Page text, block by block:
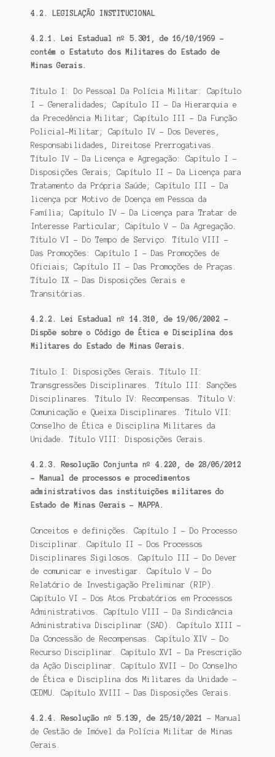
4.2. LEGISLAÇÃO INSTITUCIONAL
4.2.1. Lei Estadual nº 5.301, de 16/10/1969 –
contém o Estatuto dos Militares do Estado de
Minas Gerais.
Título I: Do Pessoal Da Polícia Militar: Capítulo
I – Generalidades; Capítulo II – Da Hierarquia e
da Precedência Militar; Capítulo III – Da Função
Policial-Militar; Capítulo IV – Dos Deveres,
Responsabilidades, Direitose Prerrogativas.
Título IV – Da Licença e Agregação: Capítulo I –
Disposições Gerais; Capítulo II – Da Licença para
Tratamento da Própria Saúde; Capítulo III – Da
licença por Motivo de Doença em Pessoa da
Família; Capítulo IV – Da Licença para Tratar de
Interesse Particular; Capítulo V – Da Agregação.
Título VI – Do Tempo de Serviço. Título VIII –
Das Promoções: Capítulo I – Das Promoções de
Oficiais; Capítulo II – Das Promoções de Praças.
Título IX – Das Disposições Gerais e
Transitórias.
4.2.2. Lei Estadual nº 14.310, de 19/06/2002 –
Dispõe sobre o Código de Ética e Disciplina dos
Militares do Estado de Minas Gerais.
Título I: Disposições Gerais. Título II:
Transgressões Disciplinares. Título III: Sanções
Disciplinares. Título IV: Recompensas. Título V:
Comunicação e Queixa Disciplinares. Título VII:
Conselho de Ética e Disciplina Militares da
Unidade. Título VIII: Disposições Gerais.
4.2.3. Resolução Conjunta nº 4.220, de 28/06/2012
– Manual de processos e procedimentos
administrativos das instituições militares do
Estado de Minas Gerais – MAPPA.
Conceitos e definições. Capítulo I – Do Processo
Disciplinar. Capítulo II – Dos Processos
Disciplinares Sigilosos. Capítulo III – Do Dever
de comunicar e investigar. Capítulo V – Do
Relatório de Investigação Preliminar (RIP).
Capítulo VI – Dos Atos Probatórios em Processos
Administrativos. Capítulo VIII – Da Sindicância
Administrativa Disciplinar (SAD). Capítulo XIII –
Da Concessão de Recompensas. Capítulo XIV – Do
Recurso Disciplinar. Capítulo XVI – Da Prescrição
da Ação Disciplinar. Capítulo XVII – Do Conselho
de Ética e Disciplina dos Militares da Unidade –
CEDMU. Capítulo XVIII – Das Disposições Gerais.
4.2.4. Resolução nº 5.139, de 25/10/2021
– Manual
de Gestão de Imóvel da Polícia Militar de Minas
Gerais.